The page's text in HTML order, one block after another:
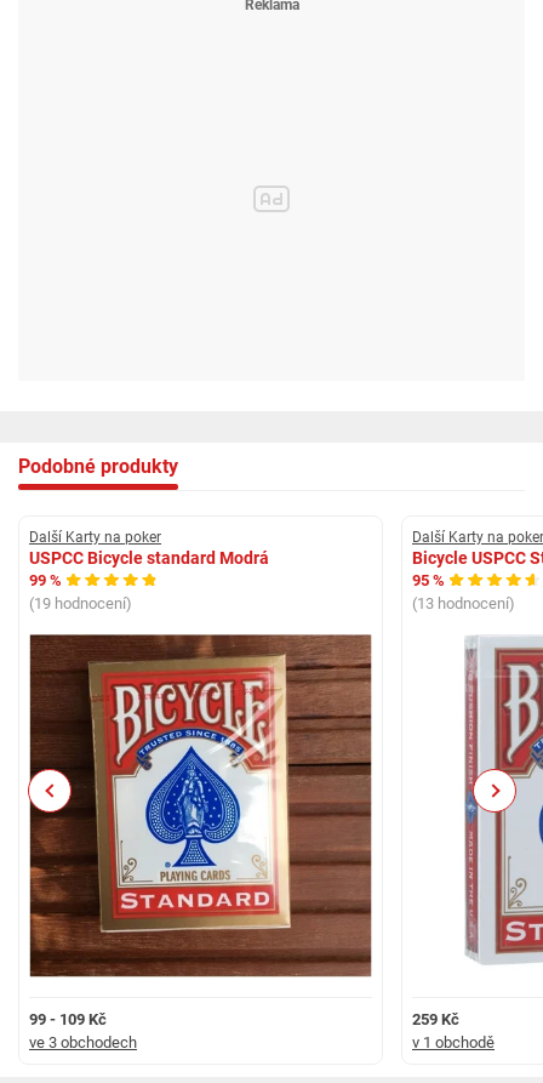
Podobné produkty
Další Karty na poker
USPCC Bicycle standard Modrá
99 %
(19 hodnocení)
99 - 109 Kč
ve 3 obchodech
Další Karty na poker
Bicycle USPCC
95 %
(13 hodnocení)
259 Kč
v 1 obchodě
Previous Next